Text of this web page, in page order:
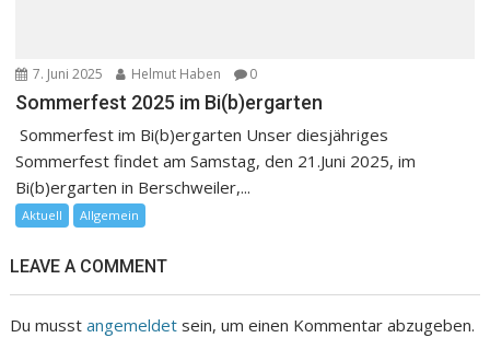
7. Juni 2025 Helmut Haben 0
Sommerfest 2025 im Bi(b)ergarten
Sommerfest im Bi(b)ergarten Unser diesjähriges
Sommerfest findet am Samstag, den 21.Juni 2025, im
Bi(b)ergarten in Berschweiler,...
Aktuell Allgemein
LEAVE A COMMENT
Du musstangemeldet sein, um einen Kommentar abzugeben.